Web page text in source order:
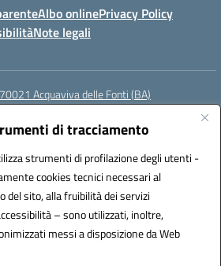
di tracciamento
strumenti di profilazione degli utenti -
cookies tecnici necessari al
sito, alla fruibilità dei servizi
– sono utilizzati, inoltre,
messi a disposizione da Web
Albo onlinePrivacy Policy
Note legali
Acquaviva delle Fonti (BA)
(PEC):baic89400e@pec.istruzione.it
Amministrazioni (IPA): icddagio
UFGHCG